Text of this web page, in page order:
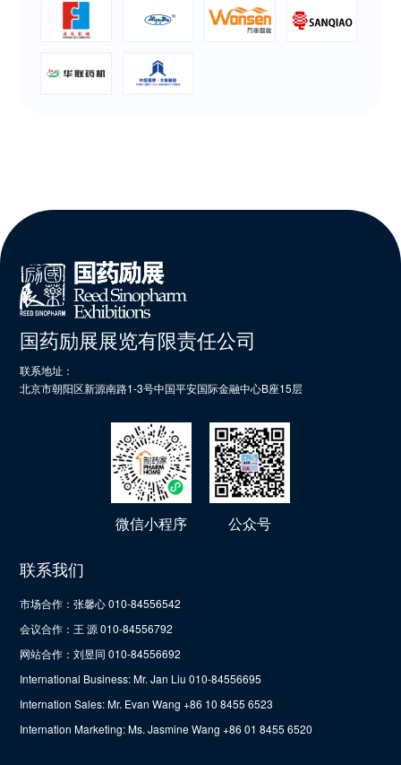
国药励展展览有限责任公司
联系地址：
北京市朝阳区新源南路1-3号中国平安国际金融中心B座15层
微信小程序 公众号
联系我们
市场合作：张馨心 010-84556542
会议合作：王 源 010-84556792
网站合作：刘昱同 010-84556692
International Business: Mr. Jan Liu 010-84556695
Internation Sales: Mr. Evan Wang +86 10 8455 6523
Internation Marketing: Ms. Jasmine Wang +86 01 8455 6520